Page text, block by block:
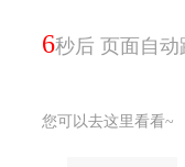
6秒后 页面自动
您可以去这里看看~